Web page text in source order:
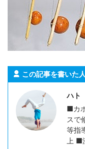
この記事を書いた人
ハト
■カ
スで
等指
上 ■